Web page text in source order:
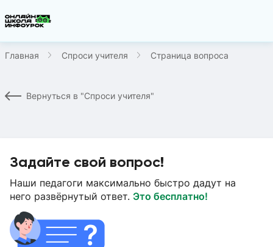
Главная Спроси учителя Страница вопроса
Вернуться в "Спроси учителя"
Задайте свой вопрос!
Наши педагоги максимально быстро дадут на
него развёрнутый ответ. Это бесплатно!